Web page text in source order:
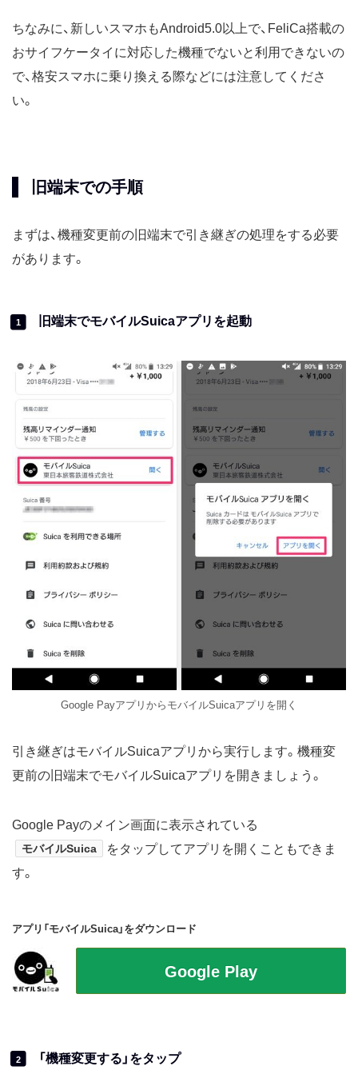
ちなみに、新しいスマホもAndroid5.0以上で、FeliCa搭載の
おサイフケータイに対応した機種でないと利用できないの
で、格安スマホに乗り換える際などには注意してくださ
い。
旧端末での手順
まずは、機種変更前の旧端末で引き継ぎの処理をする必要
があります。
1 旧端末でモバイルSuicaアプリを起動
Google PayアプリからモバイルSuicaアプリを開く
引き継ぎはモバイルSuicaアプリから実行します。機種変
更前の旧端末でモバイルSuicaアプリを開きましょう。
Google Payのメイン画面に表示されている
モバイルSuica
をタップしてアプリを開くこともできま
す。
アプリ「モバイルSuica」をダウンロード
2 「機種変更する」をタップ